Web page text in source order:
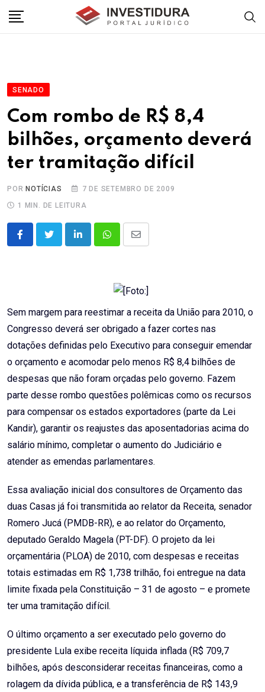
SENADO
Com rombo de R$ 8,4
bilhões, orçamento deverá
ter tramitação difícil
POR NOTÍCIAS
7 DE SETEMBRO DE 2009
1 MIN. DE LEITURA
LinkedInWhatsappShare
Sem margem para reestimar a receita da União para 2010, o
Congresso deverá ser obrigado a fazer cortes nas
dotações definidas pelo Executivo para conseguir emendar
o orçamento e acomodar pelo menos R$ 8,4 bilhões de
despesas que não foram orçadas pelo governo. Fazem
parte desse rombo questões polêmicas como os recursos
para compensar os estados exportadores (parte da Lei
Kandir), garantir os reajustes das aposentadorias acima do
salário mínimo, completar o aumento do Judiciário e
atender as emendas parlamentares.
Essa avaliação inicial dos consultores de Orçamento das
duas Casas já foi transmitida ao relator da Receita, senador
Romero Jucá (PMDB-RR), e ao relator do Orçamento,
deputado Geraldo Magela (PT-DF). O projeto da lei
orçamentária (PLOA) de 2010, com despesas e receitas
totais estimadas em R$ 1,738 trilhão, foi entregue na data
limite fixada pela Constituição – 31 de agosto – e promete
ter uma tramitação difícil.
O último orçamento a ser executado pelo governo do
presidente Lula exibe receita líquida inflada (R$ 709,7
bilhões, após desconsiderar receitas financeiras, como a
rolagem da dívida pública, e a transferência de R$ 143,9